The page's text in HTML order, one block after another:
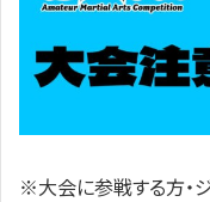
※大会に参戦する方・